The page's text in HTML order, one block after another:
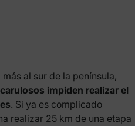
al sur de la península,
impiden realizar el
. Si ya es complicado
realizar 25 km de una etapa